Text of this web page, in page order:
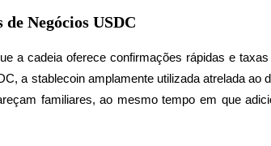
Negócios USDC
a cadeia oferece confirmações rápidas e
a stablecoin amplamente utilizada atrelada ao
familiares, ao mesmo tempo em que